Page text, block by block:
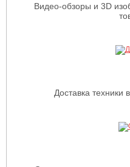
Видео-обзоры и 3D
Доставка техники